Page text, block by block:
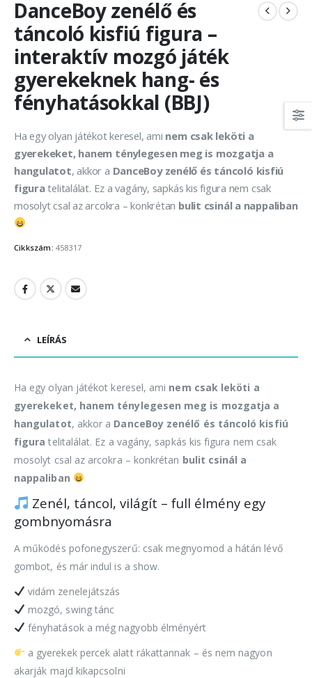
DanceBoy zenélő és
táncoló kisfiú figura –
interaktív mozgó játék
gyerekeknek hang- és
fényhatásokkal (BBJ)
Ha egy olyan játékot keresel, ami nem csak leköti a
gyerekeket, hanem ténylegesen meg is mozgatja a
hangulatot, akkor a DanceBoy zenélő és táncoló kisfiú
figuratelitalálat. Ez a vagány, sapkás kis figura nem csak
mosolyt csal az arcokra – konkrétan bulit csinál a nappaliban
Cikkszám: 458317
LEÍRÁS
Ha egy olyan játékot keresel, ami nem csak leköti a
gyerekeket, hanem ténylegesen meg is mozgatja a
hangulatot, akkor a DanceBoy zenélő és táncoló kisfiú
figura telitalálat. Ez a vagány, sapkás kis figura nem csak
mosolyt csal az arcokra – konkrétan bulit csinál a
nappaliban
Zenél, táncol, világít – full élmény egy
gombnyomásra
A működés pofonegyszerű: csak megnyomod a hátán lévő
gombot, és már indul is a show.
vidám zenelejátszás
mozgó, swing tánc
fényhatások a még nagyobb élményért
a gyerekek percek alatt rákattannak – és nem nagyon
akarják majd kikapcsolni